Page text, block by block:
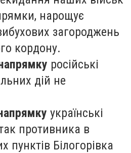
нарощує
загороджень
кордону.
російські
дій не
українські
противника в
пунктів Білогорівка